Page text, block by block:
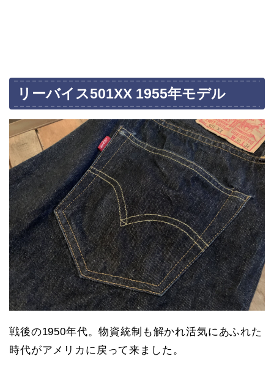
リーバイス501XX 1955年モデル
戦後の1950年代。物資統制も解かれ活気にあふれた
時代がアメリカに戻って来ました。